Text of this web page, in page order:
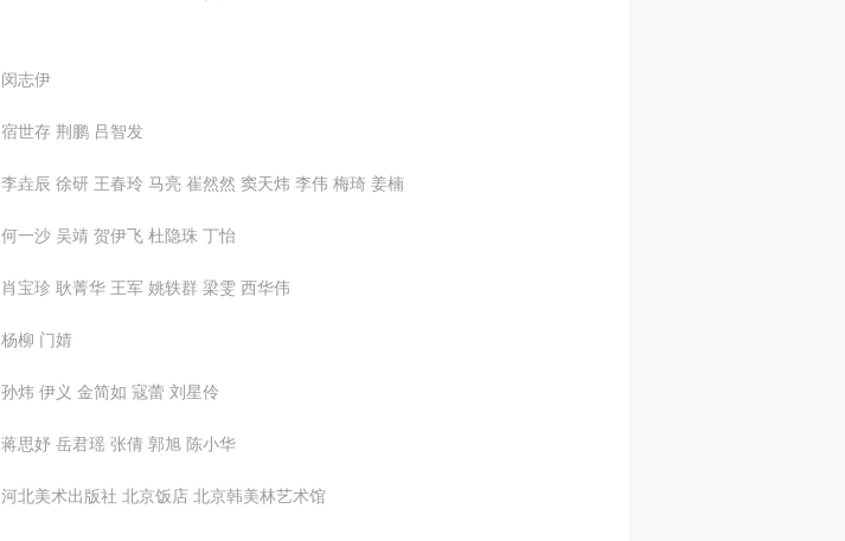
闵志伊
宿世存 荆鹏 吕智发
李垚辰 徐研 王春玲 马亮 崔然然 窦天炜 李伟 梅琦 姜楠
何一沙 吴靖 贺伊飞 杜隐珠 丁怡
肖宝珍 耿菁华 王军 姚轶群 梁雯 西华伟
杨柳 门婧
孙炜 伊义 金简如 寇蕾 刘星伶
蒋思妤 岳君瑶 张倩 郭旭 陈小华
河北美术出版社 北京饭店 北京韩美林艺术馆